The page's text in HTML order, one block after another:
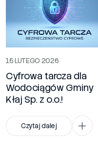
15 LUTEGO 2026
Cyfrowa tarcza dla
Wodociągów Gminy
Kłaj Sp. z o.o.!
Czytaj dalej